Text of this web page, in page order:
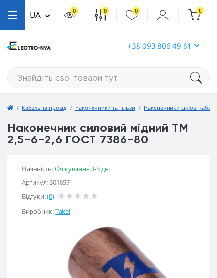
+38 093 806 49 61
UA 0 0 0 0
Кабель та провід Наконечники та гільзи Наконечники силові
Наконечник силовий мідний ТМ
2,5-6-2,6 ГОСТ 7386-80
Наявність:Очікування 3-5 дні
Артикул: 501857
Відгуки:(0)
Виробник:Takel